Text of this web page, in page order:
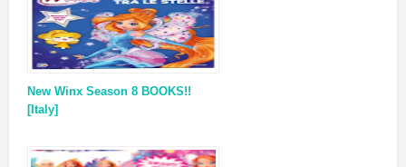
New Winx Season 8 BOOKS!!
[Italy]